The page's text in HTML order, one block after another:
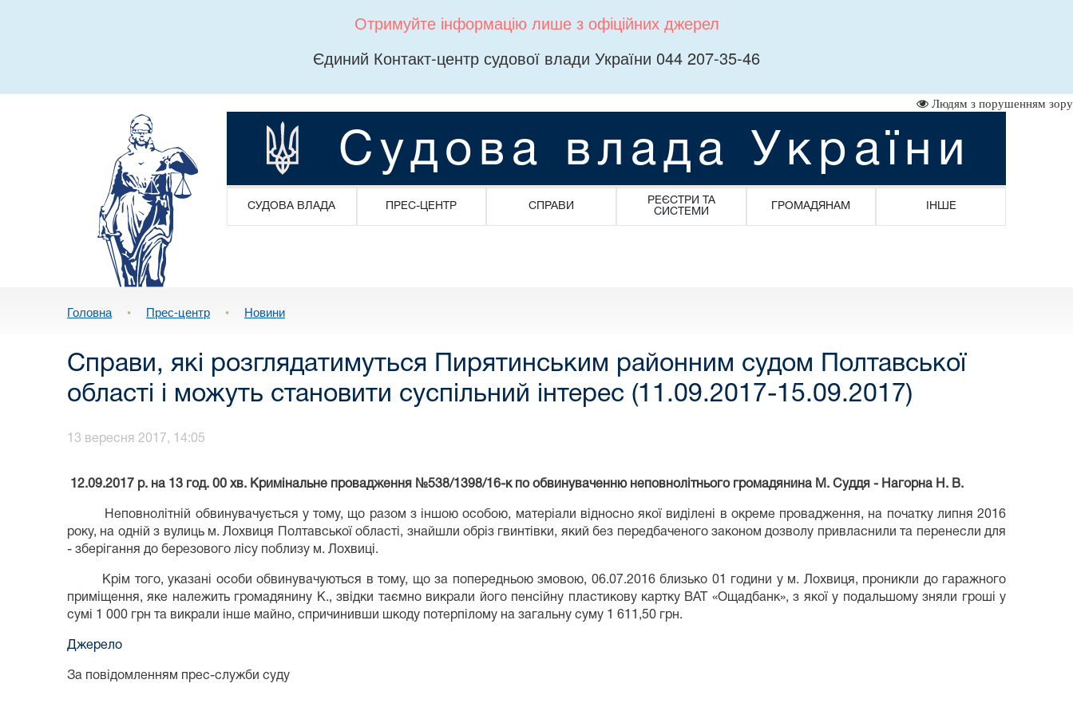
Отримуйте інформацію лише з офіційних джерел
Єдиний Контакт-центр судової влади України 044 207-35-46
Людям з порушенням зору
Судова влада України
СУДОВА ВЛАДА ПРЕС-ЦЕНТР СПРАВИ
РЕЄСТРИ ТА
СИСТЕМИ
ГРОМАДЯНАМ ІНШЕ
Головна • Прес-центр • Новини
Справи, які розглядатимуться Пирятинським районним судом Полтавської
області і можуть становити суспільний інтерес (11.09.2017-15.09.2017)
13 вересня 2017, 14:05
12.09.2017 р. на 13 год. 00 хв. Кримінальне провадження №538/1398/16-к по обвинуваченню неповнолітнього громадянина М. Суддя - Нагорна Н. В.
Неповнолітній обвинувачується у тому, що разом з іншою особою, матеріали відносно якої виділені в окреме провадження, на початку липня 2016
року, на одній з вулиць м. Лохвиця Полтавської області, знайшли обріз гвинтівки, який без передбаченого законом дозволу привласнили та перенесли для
- зберігання до березового лісу поблизу м. Лохвиці.
Крім того, указані особи обвинувачуються в тому, що за попередньою змовою, 06.07.2016 близько 01 години у м. Лохвиця, проникли до гаражного
приміщення, яке належить громадянину К., звідки таємно викрали його пенсійну пластикову картку ВАТ «Ощадбанк», з якої у подальшому зняли гроші у
сумі 1 000 грн та викрали інше майно, спричинивши шкоду потерпілому на загальну суму 1 611,50 грн.
Джерело
За повідомленням прес-служби суду